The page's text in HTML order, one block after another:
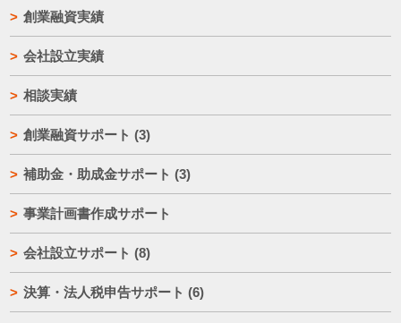
創業融資実績
会社設立実績
相談実績
創業融資サポート (3)
補助金・助成金サポート (3)
事業計画書作成サポート
会社設立サポート (8)
決算・法人税申告サポート (6)